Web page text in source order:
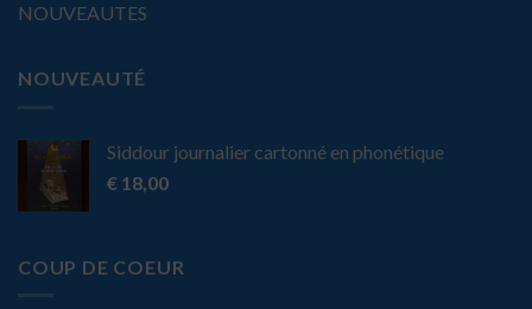
NOUVEAUTES
NOUVEAUTÉ
Siddour journalier cartonné en phonétique
€ 18,00
COUP DE COEUR